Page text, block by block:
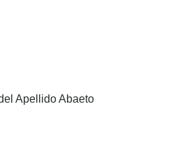
Apellido Abaeto